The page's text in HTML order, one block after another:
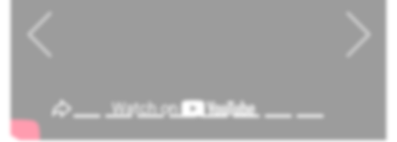
Previous Next